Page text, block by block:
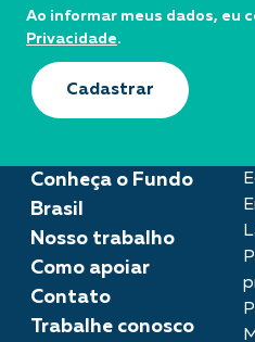
Conheça o Fundo
Brasil
Nosso trabalho
Como apoiar
Contato
Trabalhe conosco
Ao informar meus dados, eu
Privacidade.
Cadastrar